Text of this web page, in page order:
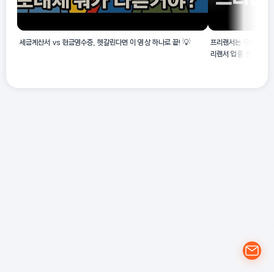
세금계산서 vs 현금영수증, 헷갈린다면 이 영상 하나로 끝! 💡
프리랜서는 무조건 사
리랜서 업종 분석